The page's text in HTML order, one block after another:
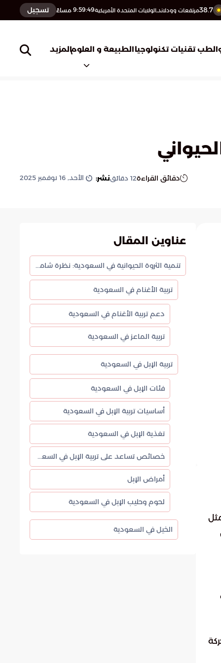
38.7مرتفعات وودلاند,الولايات المتحدة الأمريكية9:59:50 مساءً تسجيل
تقنيات تكنولوجياالطبيعة و العلومالمزيد
دقائق القراءة12 دقائقنشر: الأحد, 16 نوفمبر 2025
عناوين المقال
تنمية الثروة الحيوانية في السعودية: نظرة شاملة
تربية الأغنام في السعودية
دعم تربية الأغنام في السعودية
تربية الماعز في السعودية
تربية الإبل في السعودية
فئات الإبل في السعودية
أساسيات تربية الإبل في السعودية
تغذية الإبل في السعودية
خصائص تساعد على تربية الإبل في السعودية
أمراض الإبل
لحوم وحليب الإبل في السعودية
الخيل في السعودية